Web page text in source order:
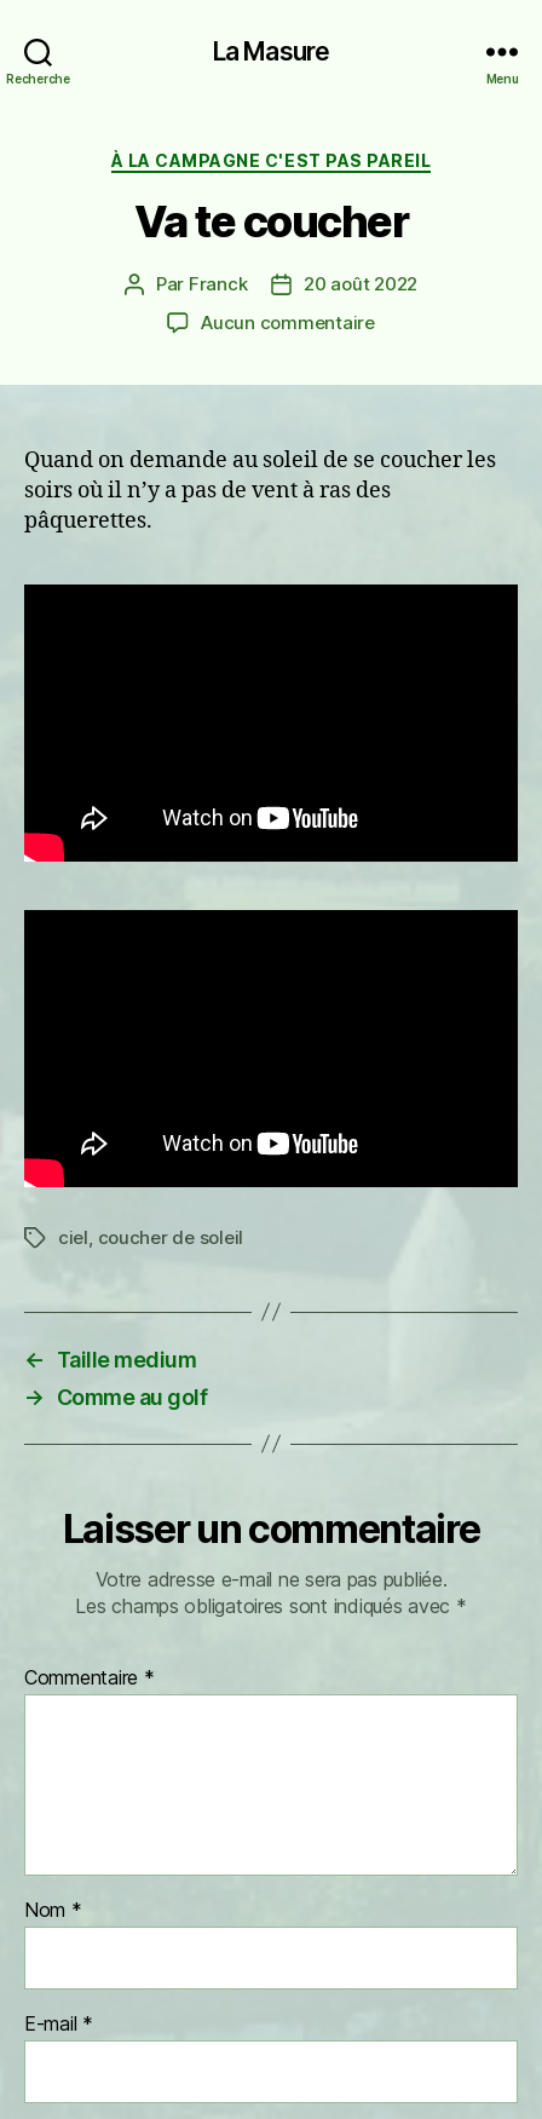
Recherche
La Masure
Menu
Catégories
À LA CAMPAGNE C'EST PAS PAREIL
Va te coucher
Auteur
l’article
Par Franck
Date20 août 2022
Aucun commentairesur
Quand on demande au soleil de se coucher les
soirs où il n’y a pas de vent à ras des
pâquerettes.
Étiquettes
ciel coucher de soleil
←
Taille medium
→
Comme au golf
Laisser un commentaire
Votre adresse e-mail ne sera pas publiée.
Les champs obligatoires sont indiqués avec *
Commentaire *
Nom *
E-mail *